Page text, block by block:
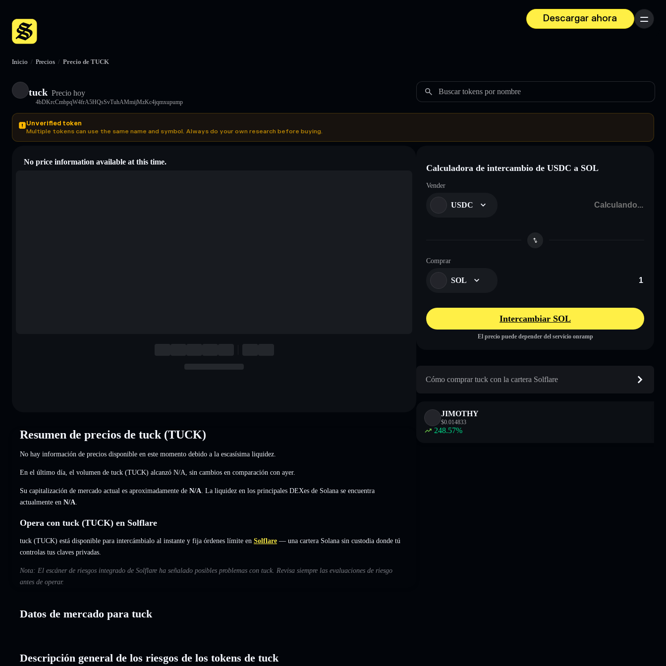
Descargar ahora
Menú
Inicio / Precios / Precio de TUCK
tuck Precio hoy
4bDKrcCmbpqW4frA5HQsSvTuhAMmijMzKc4jqmxupump
Buscar tokens por nombre
Unverified token
Multiple tokens can use the same name and symbol. Always do your own research before buying.
No price information available at this time.
Resumen de precios de tuck (TUCK)
No hay información de precios disponible en este momento debido a la escasísima liquidez.
En el último día, el volumen de tuck (TUCK) alcanzó N/A sin cambios en comparación con ayer.
Su capitalización de mercado actual es aproximadamente de N/A . La liquidez en los principales DEXes de Solana se encuentra
actualmente en N/A
Opera con tuck (TUCK) en Solflare
tuck (TUCK) está disponible para intercámbialo al instante y fija órdenes límite en Solflare — una cartera Solana sin custodia donde tú
controlas tus claves privadas.
Nota: El escáner de riesgos integrado de Solflare ha señalado posibles problemas con tuck. Revisa siempre las evaluaciones de riesgo
antes de operar.
Datos de mercado para tuck
Descripción general de los riesgos de los tokens de tuck
Calculadora de intercambio de USDC a SOL
Vender
USDC
Comprar
SOL
Intercambiar SOL
El precio puede depender del servicio onramp
Cómo comprar tuck con la cartera Solflare
JIMOTHY
$0.014833
248.57%